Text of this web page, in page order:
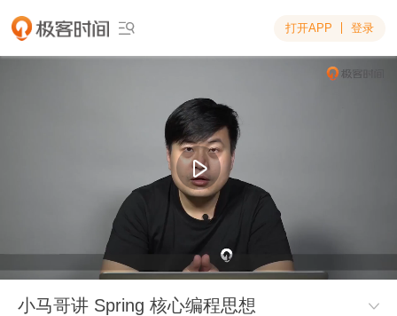
 打开APP 登录
小马哥讲 Spring 核心编程思想 